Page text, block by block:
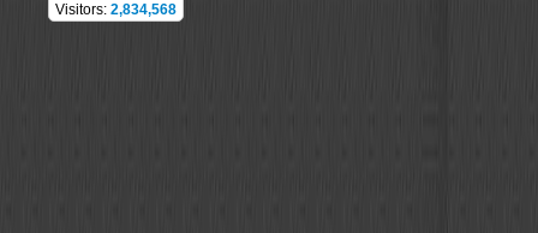
Visitors: 2,834,568